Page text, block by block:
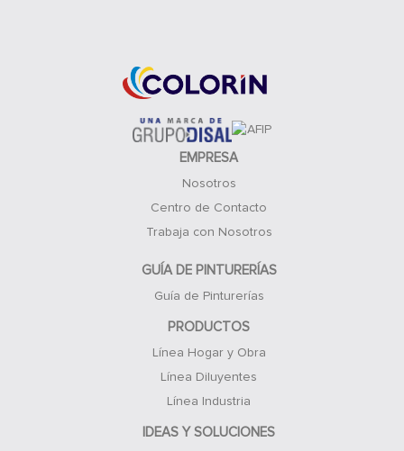
EMPRESA
Nosotros
Centro de Contacto
Trabaja con Nosotros
GUÍA DE PINTURERÍAS
Guía de Pinturerías
PRODUCTOS
Línea Hogar y Obra
Línea Diluyentes
Línea Industria
IDEAS Y SOLUCIONES